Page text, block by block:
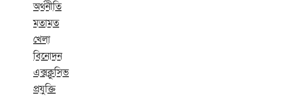
অর্থনীতি
মতামত
খেলা
বিনোদন
এক্সক্লুসিভ
প্রযুক্তি